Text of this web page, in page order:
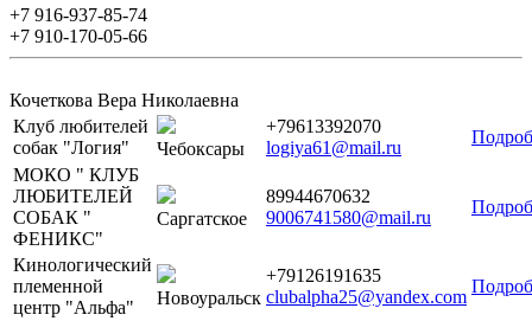
+7 916-937-85-74
+7 910-170-05-66
Кочеткова Вера Николаевна
Клуб любителей
собак "Логия"
Чебоксары
+79613392070
logiya61@mail.ru
МОКО " КЛУБ
ЛЮБИТЕЛЕЙ
СОБАК "
ФЕНИКС"
Саргатское
89944670632
9006741580@mail.ru
Кинологический
племенной
центр "Альфа"
Новоуральск
+79126191635
clubalpha25@yandex.com